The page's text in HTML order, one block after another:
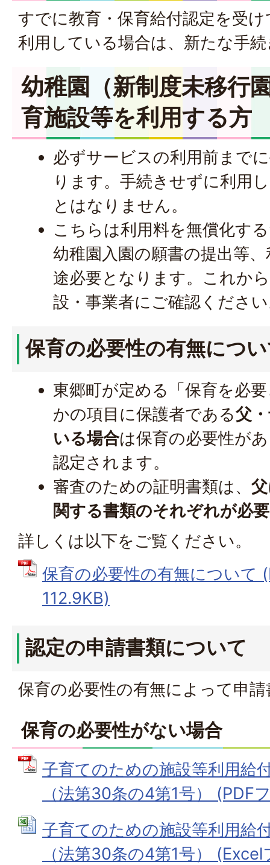
すでに教育・保育給付認定を受
利用している場合は、新たな手
幼稚園（新制度未移行
育施設等を利用する方
必ずサービスの利用前まで
ります。手続きせずに利用
とはなりません。
こちらは利用料を無償化す
幼稚園入園の願書の提出等
途必要となります。これか
設・事業者にご確認くださ
保育の必要性の有無につ
東郷町が定める「保育を必
かの項目に保護者である父
いる場合は保育の必要性が
認定されます。
審査のための証明書類は、
関する書類のそれぞれが必要
詳しくは以下をご覧ください。
保育の必要性の有無について
112.9KB)
認定の申請書類について
保育の必要性の有無によって申
保育の必要性がない場合
子育てのための施設等利用給
（法第30条の4第1号） (PDF
子育てのための施設等利用給
（法第30条の4第1号）